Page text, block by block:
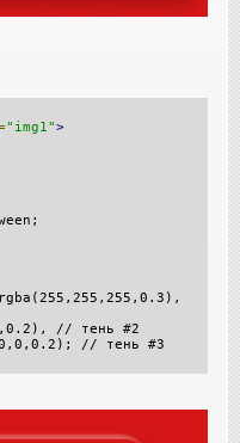
"img1">
// тень #2
// тень #3